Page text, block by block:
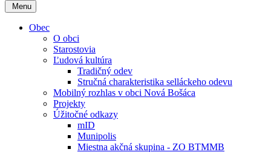
Menu
Obec
O obci
Starostovia
Ľudová kultúra
Tradičný odev
Stručná charakteristika selláckeho odevu
Mobilný rozhlas v obci Nová Bošáca
Projekty
Úžitočné odkazy
mID
Munipolis
Miestna akčná skupina - ZO BTMMB